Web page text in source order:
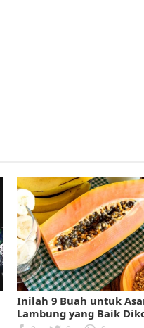
Inilah 9 Buah untuk
Lambung yang Baik